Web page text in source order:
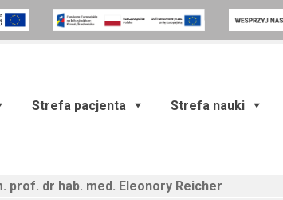
Strefa pacjenta Strefa nauki
prof. dr hab. med. Eleonory Reicher